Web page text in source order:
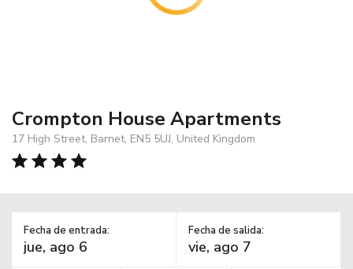
Crompton House Apartments
17 High Street, Barnet, EN5 5UJ, United Kingdom
Fecha de entrada: Fecha de salida: